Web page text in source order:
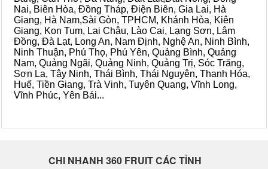
Nai, Biên Hòa, Đồng Tháp, Điện Biên, Gia Lai, Hà
Giang, Hà Nam,Sài Gòn, TPHCM, Khánh Hòa, Kiên
Giang, Kon Tum, Lai Châu, Lào Cai, Lạng Sơn, Lâm
Đồng, Đà Lạt, Long An, Nam Định, Nghệ An, Ninh Bình,
Ninh Thuận, Phú Thọ, Phú Yên, Quảng Bình, Quảng
Nam, Quảng Ngãi, Quảng Ninh, Quảng Trị, Sóc Trăng,
Sơn La, Tây Ninh, Thái Bình, Thái Nguyên, Thanh Hóa,
Huế, Tiền Giang, Trà Vinh, Tuyên Quang, Vĩnh Long,
Vĩnh Phúc, Yên Bái...
CHI NHANH 360 FRUIT CÁC TỈNH